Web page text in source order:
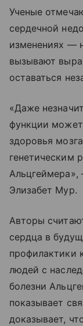
Ученые
сердечной
изменениях —
вызывают
оставаться
«Даже
функции
здоровья
генетическим
Элизабет Мур.
Авторы
сердца в
профилактики
людей с
болезни
показывает
доказывает,